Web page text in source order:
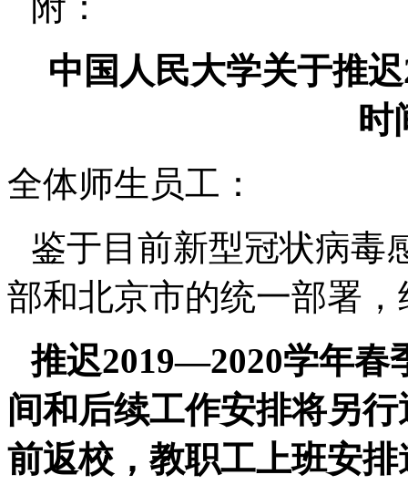
中国人民大学关于推
时
全体师生员工：
鉴于目前新型冠状病毒
部和北京市的统一部署
推迟2019—2020学年春
间和后续工作安排将另
前返校，教职工上班安